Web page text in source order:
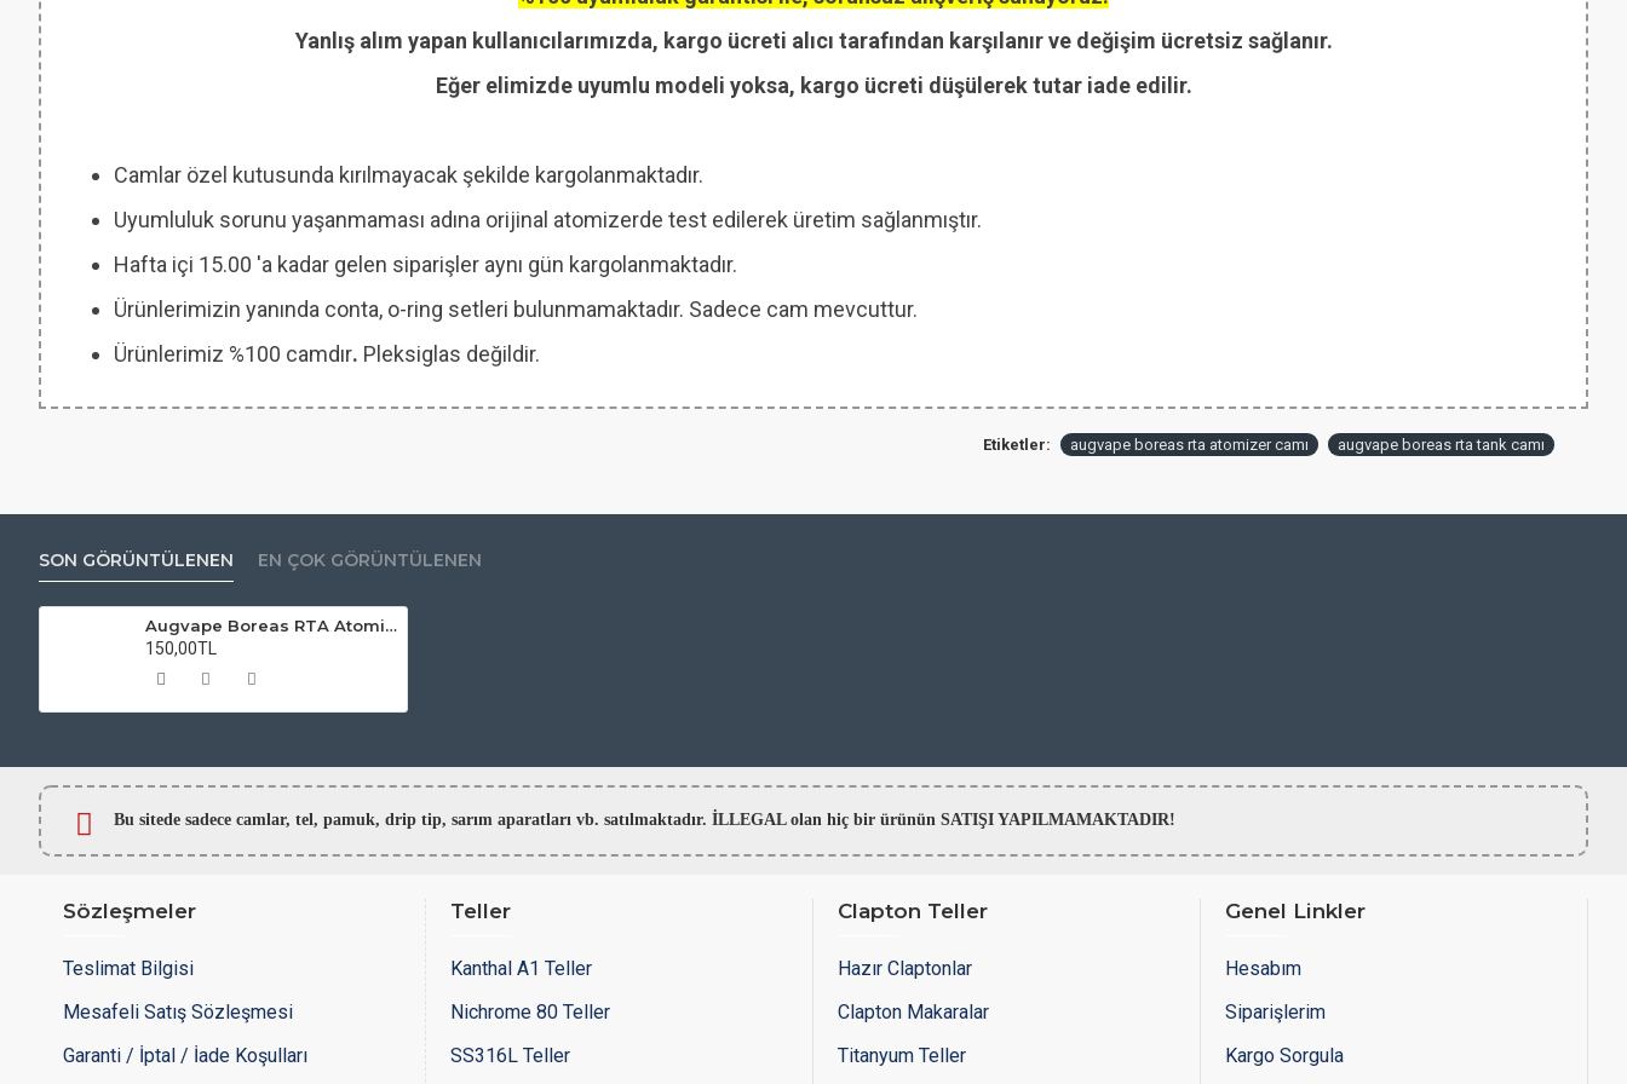
Yanlış alım yapan kullanıcılarımızda, kargo ücreti alıcı tarafından karşılanır ve değişim ücretsiz sağlanır.
Eğer elimizde uyumlu modeli yoksa, kargo ücreti düşülerek tutar iade edilir.
Camlar özel kutusunda kırılmayacak şekilde kargolanmaktadır.
Uyumluluk sorunu yaşanmaması adına orijinal atomizerde test edilerek üretim sağlanmıştır.
Hafta içi 15.00 'a kadar gelen siparişler aynı gün kargolanmaktadır.
Ürünlerimizin yanında conta, o-ring setleri bulunmamaktadır. Sadece cam mevcuttur.
Ürünlerimiz %100 camdır. Pleksiglas değildir.
Etiketler: augvape boreas rta atomizer camı augvape boreas rta tank camı
SON GÖRÜNTÜLENEN EN ÇOK GÖRÜNTÜLENEN
Augvape Boreas RTA Atomizer Camı
150,00TL
Bu sitede sadece camlar, tel, pamuk, drip tip, sarım aparatları vb. satılmaktadır. İLLEGAL olan hiç bir ürünün SATIŞI YAPILMAMAKTADIR!
Sözleşmeler
Teslimat Bilgisi
Mesafeli Satış Sözleşmesi
Garanti / İptal / İade Koşulları
Teller
Kanthal A1 Teller
Nichrome 80 Teller
SS316L Teller
Clapton Teller
Hazır Claptonlar
Clapton Makaralar
Titanyum Teller
Genel Linkler
Hesabım
Siparişlerim
Kargo Sorgula